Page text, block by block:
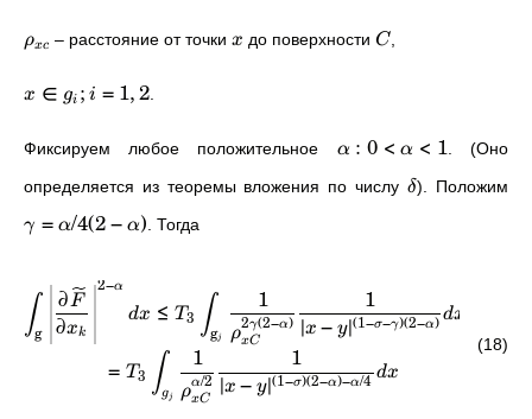
ρxc – расстояние от точки x до поверхности C
x ∈ gi ; i = 1,2
Фиксируем любое положительное α : 0 < α < 1 . (Оно
определяется из теоремы вложения по числу δ). Положим
γ = α/4(2− α) . Тогда
∫g ∂xk
∂F
2−α
dx ≤ T3 ∫gj ρxC
2γ(2−α)
1
∣x − y∣(1−σ−γ)(2−α)
1
dx
= T3 ∫gj ρxC
α/2
1
∣x − y∣(1−σ)(2−α)−α/4
1
dx
(18)